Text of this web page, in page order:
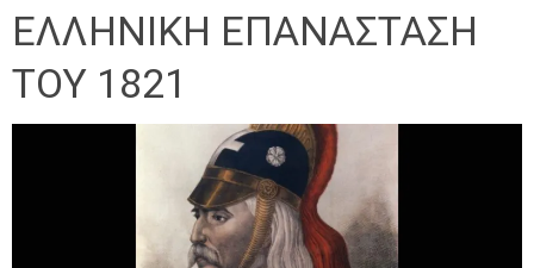
ΕΛΛΗΝΙΚΗ ΕΠΑΝΑΣΤΑΣΗ
ΤΟΥ 1821